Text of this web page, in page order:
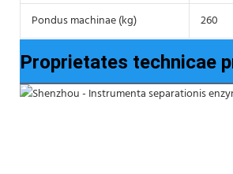
Pondus machinae (kg)
260
Proprietates technicae